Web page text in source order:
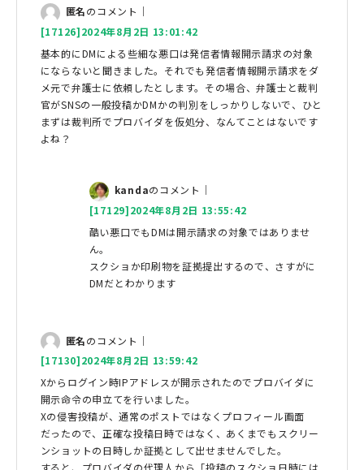
匿名のコメント｜
[17126]2024年8月2日 13:01:42
基本的にDMによる些細な悪口は発信者情報開示請求の対象
にならないと聞きました。それでも発信者情報開示請求をダ
メ元で弁護士に依頼したとします。その場合、弁護士と裁判
官がSNSの一般投稿かDMかの判別をしっかりしないで、ひと
まずは裁判所でプロバイダを仮処分、なんてことはないです
よね？
kandaのコメント｜
[17129]2024年8月2日 13:55:42
酷い悪口でもDMは開示請求の対象ではありませ
ん。
スクショか印刷物を証拠提出するので、さすがに
DMだとわかります
匿名のコメント｜
[17130]2024年8月2日 13:59:42
Xからログイン時IPアドレスが開示されたのでプロバイダに
開示命令の申立てを行いました。
Xの侵害投稿が、通常のポストではなくプロフィール画面
だったので、正確な投稿日時ではなく、あくまでもスクリー
ンショットの日時しか証拠として出せませんでした。